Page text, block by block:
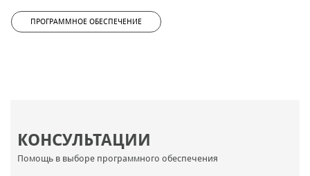
КОНСУЛЬТАЦИИ
Помощь в выборе программного обеспечения
ПРОГРАММНОЕ ОБЕСПЕЧЕНИЕ